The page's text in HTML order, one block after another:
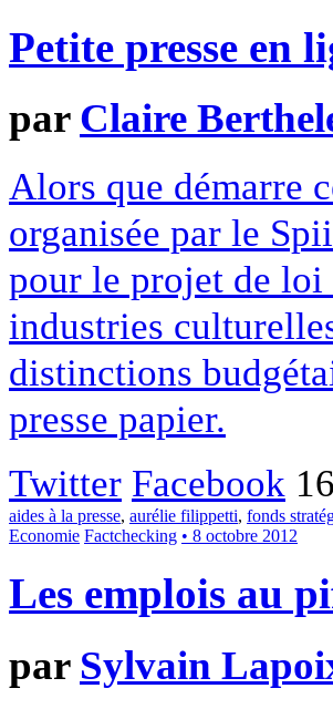
Petite presse en
par Claire
Alors que démarre
organisée par le
pour le projet de
industries
distinctions
presse papier.
Twitter Facebook
aides à la presse, aurélie filippetti, fonds
Economie Factchecking • 8 octobre 2012
Les emplois au
par Sylvain